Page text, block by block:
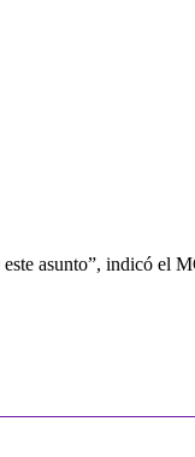
asunto”, indicó el